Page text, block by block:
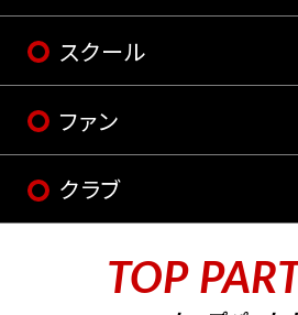
スクール
ファン
クラブ
TOP